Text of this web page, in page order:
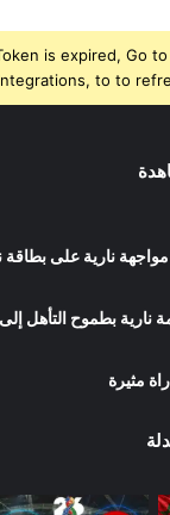
is expired, Go
to to
نارية على بطاقة
نارية بطموح التأهل
مثيرة